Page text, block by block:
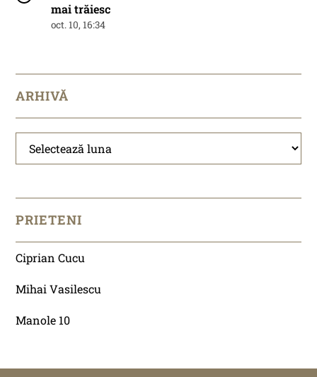
mai trăiesc
oct. 10, 16:34
ARHIVĂ
Arhivă
PRIETENI
Ciprian Cucu
Mihai Vasilescu
Manole 10